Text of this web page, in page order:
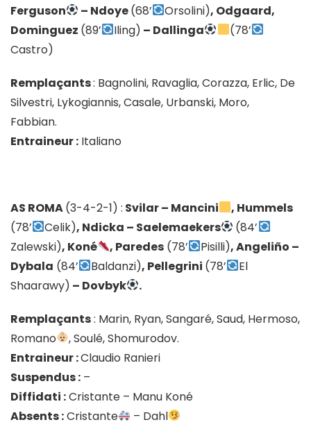
Ferguson
– Ndoye(68’ Orsolini), Odgaard,
Dominguez (89’ Iling) – Dallinga
(78’
Castro)
Remplaçants: Bagnolini, Ravaglia, Corazza, Erlic, De
Silvestri, Lykogiannis, Casale, Urbanski, Moro,
Fabbian.
Entraineur : Italiano
AS ROMA(3-4-2-1) : Svilar – Mancini
, Hummels
(78’
Celik), Ndicka – Saelemaekers
(84’
Zalewski), Koné , Paredes (78’ Pisilli), Angeliño –
Dybala (84’ Baldanzi), Pellegrini (78’
El
Shaarawy) – Dovbyk .
Remplaçants: Marin, Ryan, Sangaré, Saud, Hermoso,
Romano
, Soulé, Shomurodov.
Entraineur :Claudio Ranieri
Suspendus : –
Diffidati :Cristante – Manu Koné
Absents :Cristante – Dahl